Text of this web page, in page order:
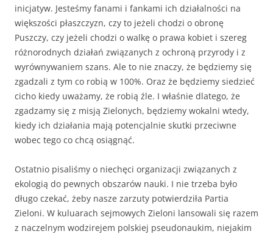
inicjatyw. Jesteśmy fanami i fankami ich działalności na
większości płaszczyzn, czy to jeżeli chodzi o obronę
Puszczy, czy jeżeli chodzi o walkę o prawa kobiet i szereg
różnorodnych działań związanych z ochroną przyrody i z
wyrównywaniem szans. Ale to nie znaczy, że będziemy się
zgadzali z tym co robią w 100%. Oraz że będziemy siedzieć
cicho kiedy uważamy, że robią źle. I właśnie dlatego, że
zgadzamy się z misją Zielonych, będziemy wokalni wtedy,
kiedy ich działania mają potencjalnie skutki przeciwne
wobec tego co chcą osiągnąć.
Ostatnio pisaliśmy o niechęci organizacji związanych z
ekologią do pewnych obszarów nauki. I nie trzeba było
długo czekać, żeby nasze zarzuty potwierdziła Partia
Zieloni. W kuluarach sejmowych Zieloni lansowali się razem
z naczelnym wodzirejem polskiej pseudonaukim, niejakim